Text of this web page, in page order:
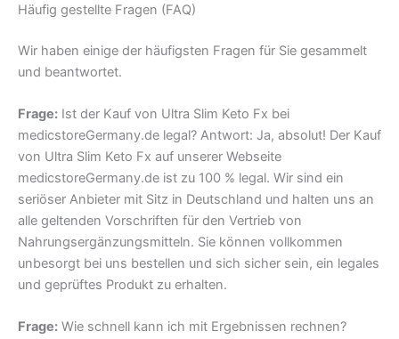
Häufig gestellte Fragen (FAQ)
Wir haben einige der häufigsten Fragen für Sie gesammelt
und beantwortet.
Frage: Ist der Kauf von Ultra Slim Keto Fx bei
medicstoreGermany.de legal? Antwort: Ja, absolut! Der Kauf
von Ultra Slim Keto Fx auf unserer Webseite
medicstoreGermany.de ist zu 100 % legal. Wir sind ein
seriöser Anbieter mit Sitz in Deutschland und halten uns an
alle geltenden Vorschriften für den Vertrieb von
Nahrungsergänzungsmitteln. Sie können vollkommen
unbesorgt bei uns bestellen und sich sicher sein, ein legales
und geprüftes Produkt zu erhalten.
Frage: Wie schnell kann ich mit Ergebnissen rechnen?